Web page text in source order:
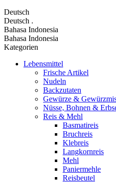
Deutsch
Deutsch .
Bahasa Indonesia
Bahasa Indonesia
Kategorien
Lebensmittel
Frische Artikel
Nudeln
Backzutaten
Gewürze &
Nüsse, Bohnen &
Reis & Mehl
Basmatireis
Bruchreis
Klebreis
Langkornreis
Mehl
Paniermehle
Reisbeutel